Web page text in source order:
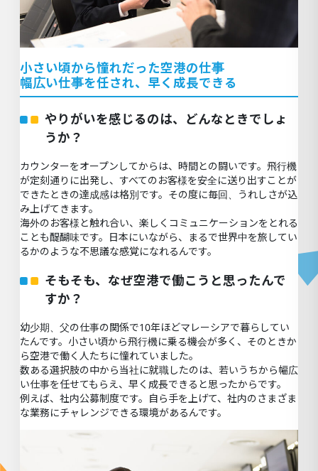
小さい頃から憧れだった空港の仕事
幅広い仕事を任され、早く成長できる
やりがいを感じるのは、どんなときでしょ
うか？
カウンターをオープンしてからは、時間との闘いです。飛行機
が定刻通りに出発し、すべてのお客様を安全に送り出すことが
できたときの達成感は格別です。その度に毎回、うれしさが込
み上げてきます。
海外のお客様と触れ合い、楽しくコミュニケーションをとれる
ことも醍醐味です。日本にいながら、まるで世界中を旅してい
るかのような不思議な感覚になれるんです。
そもそも、なぜ空港で働こうと思ったんで
すか？
幼少期、父の仕事の関係で10年ほどマレーシアで暮らしてい
たんです。小さい頃から飛行機に乗る機会が多く、そのときか
ら空港で働く人たちに憧れていました。
数ある選択肢の中から当社に就職したのは、若いうちから幅広
い仕事を任せてもらえ、早く成長できると思ったからです。
例えば、社内公募制度です。自ら手を上げて、社内のさまざま
な業務にチャレンジできる環境があるんです。